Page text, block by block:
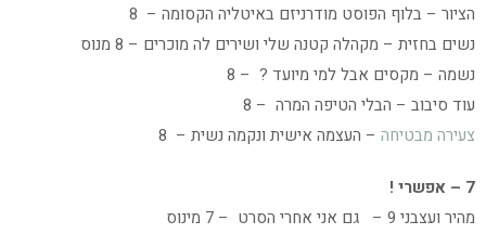
הציור – בלוף הפוסט מודרניזם באיטליה הקסומה – 8
נשים בחזית – מקהלה קטנה שלי ושירים לה מוכרים – 8 מנוס
נשמה – מקסים אבל למי מיועד ? – 8
עוד סיבוב – הבלי הטיפה המרה – 8
צעירה מבטיחה – העצמה אישית ונקמה נשית – 8
7 – אפשרי !
מהיר ועצבני 9 – גם אני אחרי הסרט – 7 מינוס